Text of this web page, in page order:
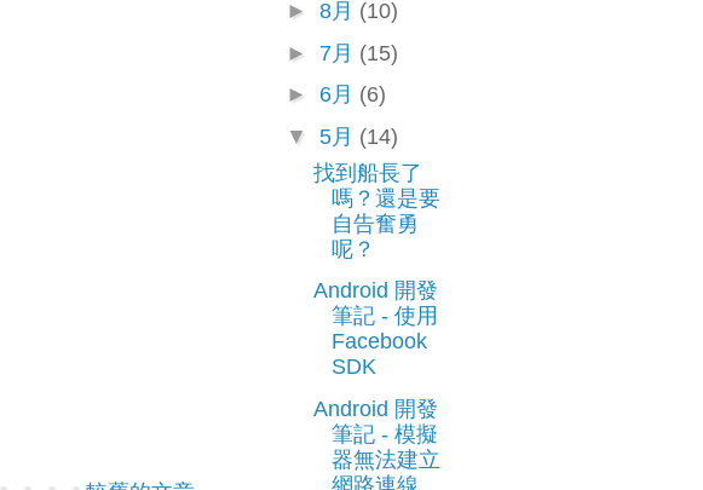
► 8月 (10)
► 7月 (15)
► 6月 (6)
▼ 5月 (14)
找到船長了
嗎？還是要
自告奮勇
呢？
Android 開發
筆記 - 使用
Facebook
SDK
Android 開發
筆記 - 模擬
器無法建立
網路連線